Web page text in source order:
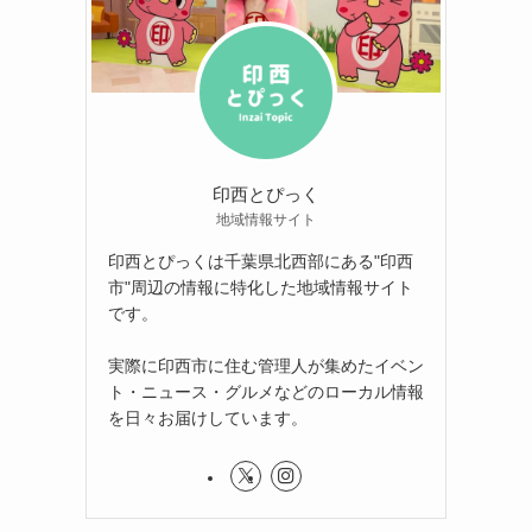
印西とぴっく
地域情報サイト
印西とぴっくは千葉県北西部にある"印西
市"周辺の情報に特化した地域情報サイト
です。
実際に印西市に住む管理人が集めたイベン
ト・ニュース・グルメなどのローカル情報
を日々お届けしています。